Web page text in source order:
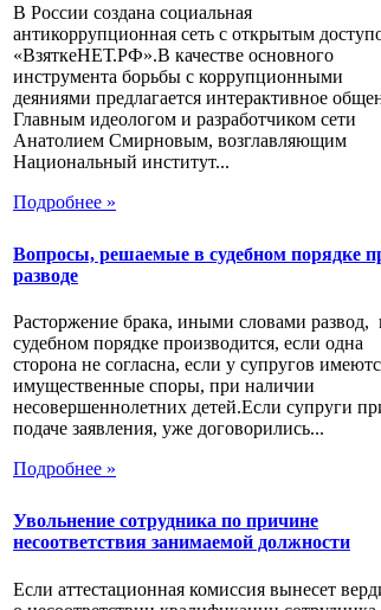
В России создана социальная
антикоррупционная сеть с открытым
«ВзяткеНЕТ.РФ».В качестве основного
инструмента борьбы с коррупционными
деяниями предлагается интерактивное
Главным идеологом и разработчиком сети
Анатолием Смирновым, возглавляющим
Национальный институт...
Подробнее »
Вопросы, решаемые в судебном порядке
разводе
Расторжение брака, иными словами развод,
судебном порядке производится, если одна
сторона не согласна, если у супругов
имущественные споры, при наличии
несовершеннолетних детей.Если супруги
подаче заявления, уже договорились...
Подробнее »
Увольнение сотрудника по причине
несоответствия занимаемой должности
Если аттестационная комиссия вынесет